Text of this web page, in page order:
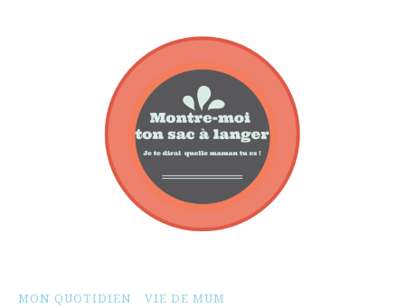
MON QUOTIDIEN VIE DE MUM